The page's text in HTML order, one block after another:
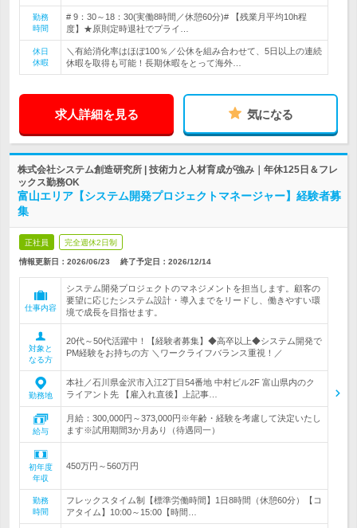
勤務
時間
# 9：30～18：30(実働8時間／休憩60分)# 【残業月平均10h程
度】★原則定時退社でプライ…
休日
休暇
＼有給消化率はほぼ100％／公休を組み合わせて、5日以上の連続
休暇を取得も可能！長期休暇をとって海外…
求人詳細を見る 気になる
株式会社システム創造研究所 | 技術力と人材育成が強み｜年休125日＆フレ
ックス勤務OK
富山エリア【システム開発プロジェクトマネージャー】経験者募
集
正社員 完全週休2日制
情報更新日：2026/06/23 終了予定日： 2026/12/14
仕事内容
システム開発プロジェクトのマネジメントを担当します。顧客の
要望に応じたシステム設計・導入までをリードし、働きやすい環
境で成長を目指せます。
対象と
なる方
20代～50代活躍中！【経験者募集】◆高卒以上◆システム開発で
PM経験をお持ちの方 ＼ワークライフバランス重視！／
勤務地
本社／石川県金沢市入江2丁目54番地 中村ビル2F 富山県内のク
ライアント先 【雇入れ直後】上記事…
給与
月給：300,000円～373,000円※年齢・経験を考慮して決定いたし
ます※試用期間3か月あり（待遇同一）
初年度
年収
450万円～560万円
勤務
時間
フレックスタイム制【標準労働時間】1日8時間（休憩60分）【コ
アタイム】10:00～15:00【時間…